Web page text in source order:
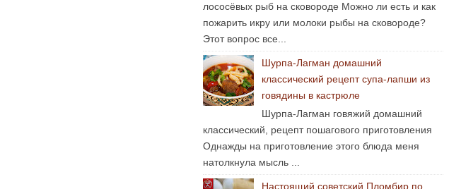
лососёвых рыб на сковороде Можно ли есть и как
пожарить икру или молоки рыбы на сковороде?
Этот вопрос все...
Шурпа-Лагман домашний
классический рецепт супа-лапши из
говядины в кастрюле
Шурпа-Лагман говяжий домашний
классический, рецепт пошагового приготовления
Однажды на приготовление этого блюда меня
натолкнула мысль ...
Настоящий советский Пломбир по